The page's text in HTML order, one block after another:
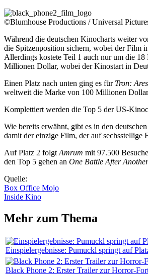
©Blumhouse Productions / Universal
Während die deutschen Kinocharts weiter
die Spitzenposition sichern, wobei der Film
Allerdings kostete Teil 1 auch nur um die
Millionen Dollar, wobei der Kinostart in
Einen Platz nach unten ging es für Tron: Ares
weltweit die Marke von 100 Millionen Dollar
Komplettiert werden die Top 5 der US-
Wie bereits erwähnt, gibt es in den
damit der einzige Film, der auf
Auf Platz 2 folgt Amrum mit 97.500
den Top 5 gehen an One Battle After Another
Quelle:
Box Office Mojo
Inside Kino
Mehr zum Thema
Einspielergebnisse: Pumuckl springt auf
Black Phone 2: Erster Trailer zur Horror-